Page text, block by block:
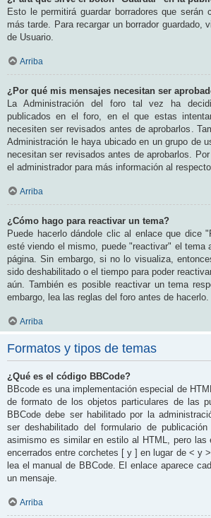
Esto le permitirá guardar borradores que serán
más tarde. Para recargar un borrador guardado,
de Usuario.
Arriba
¿Por qué mis mensajes necesitan ser
La Administración del foro tal vez ha
publicados en el foro, en el que estas
necesiten ser revisados antes de aprobarlos.
Administración le haya ubicado en un grupo de
necesitan ser revisados antes de aprobarlos.
el administrador para más información al
Arriba
¿Cómo hago para reactivar un tema?
Puede hacerlo dándole clic al enlace que dice
esté viendo el mismo, puede "reactivar" el tema
página. Sin embargo, si no lo visualiza,
sido deshabilitado o el tiempo para poder
aún. También es posible reactivar un tema
embargo, lea las reglas del foro antes de hacerlo.
Arriba
Formatos y tipos de temas
¿Qué es el código BBCode?
BBcode es una implementación especial de
de formato de los objetos particulares de las
BBCode debe ser habilitado por la
ser deshabilitado del formulario de
asimismo es similar en estilo al HTML, pero las
encerrados entre corchetes [ y ] en lugar de < y
lea el manual de BBCode. El enlace aparece
un mensaje.
Arriba